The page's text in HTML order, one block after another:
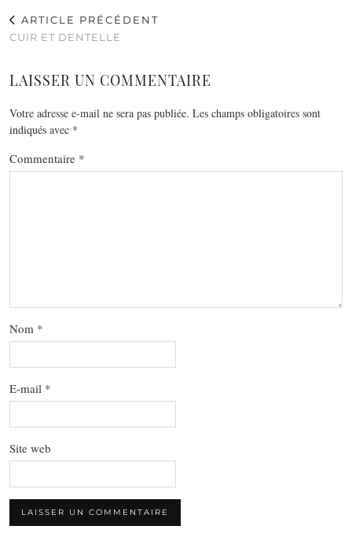
ARTICLE PRÉCÉDENT
CUIR ET DENTELLE
LAISSER UN COMMENTAIRE
Votre adresse e-mail ne sera pas publiée. Les champs obligatoires sont
indiqués avec *
Commentaire *
Nom *
E-mail *
Site web